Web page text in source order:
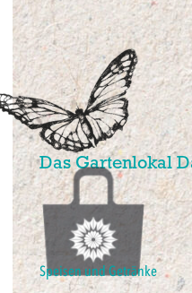
Das Gartenlokal
Speisen und Getränke